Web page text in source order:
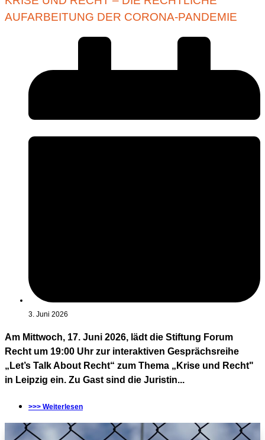
AUFARBEITUNG DER CORONA-PANDEMIE
3. Juni 2026
Am Mittwoch, 17. Juni 2026, lädt die Stiftung Forum
Recht um 19:00 Uhr zur interaktiven Gesprächsreihe
„Let’s Talk About Recht“ zum Thema „Krise und Recht"
in Leipzig ein. Zu Gast sind die Juristin...
>>> Weiterlesen